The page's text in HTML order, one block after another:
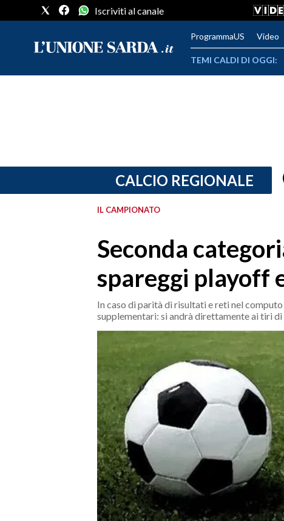
PROVINCIA DI CAGLIARI
Iscriviti al canale
ProgrammaUS Video
TEMI CALDI DI OGGI:
CALCIO REGIONALE
IL CAMPIONATO
Seconda
spareggi playoff
In caso di parità di risultati e reti nel
supplementari: si andrà direttamente ai tiri